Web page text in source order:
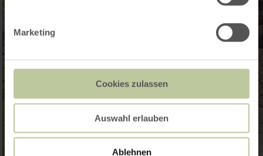
Marketing
Cookies zulassen
Auswahl erlauben
Ablehnen